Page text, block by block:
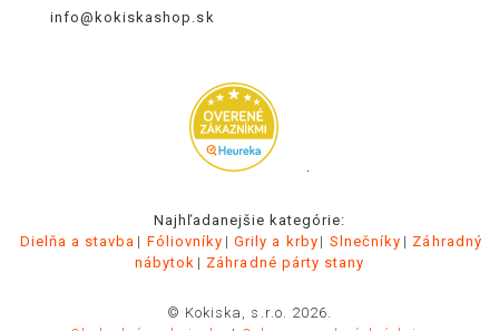
info@kokiskashop.sk
.
Najhľadanejšie kategórie:
Dielňa a stavba
Fóliovníky Grily a krby Slnečníky
Záhradný
nábytok
Záhradné párty stany
© Kokiska, s.r.o. 2026.